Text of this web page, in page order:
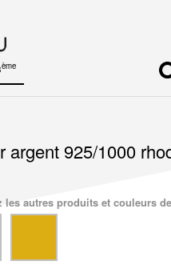
ème
argent 925/1000
les autres produits et couleurs